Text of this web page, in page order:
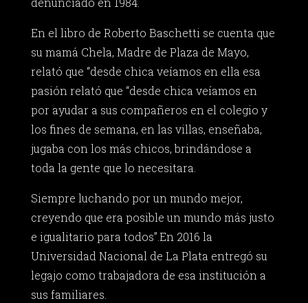
En el libro de Roberto Baschetti se cuenta que
su mamá Chela, Madre de Plaza de Mayo,
relató que “desde chica veíamos en ella esa
pasión relató que “desde chica veíamos en
por ayudar a sus compañeros en el colegio y
los fines de semana, en las villas, enseñaba,
jugaba con los más chicos, brindándose a
toda la gente que lo necesitara.
Siempre luchando por un mundo mejor,
creyendo que era posible un mundo más justo
e igualitario para todos”.En 2016 la
Universidad Nacional de La Plata entregó su
legajo como trabajadora de esa institución a
sus familiares.